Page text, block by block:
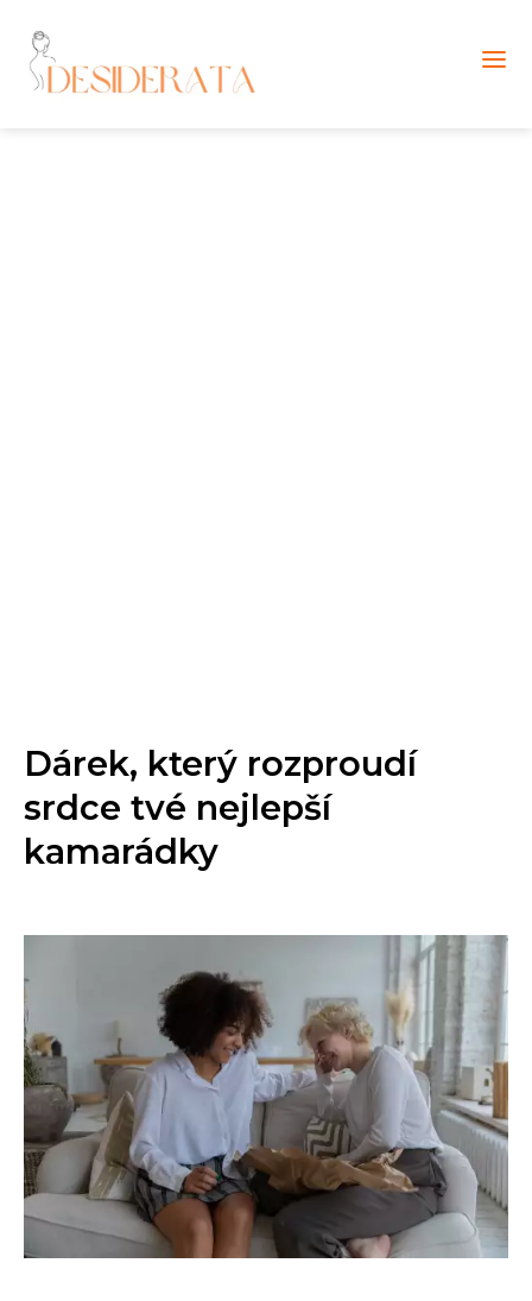
Dárek, který rozproudí
srdce tvé nejlepší
kamarádky